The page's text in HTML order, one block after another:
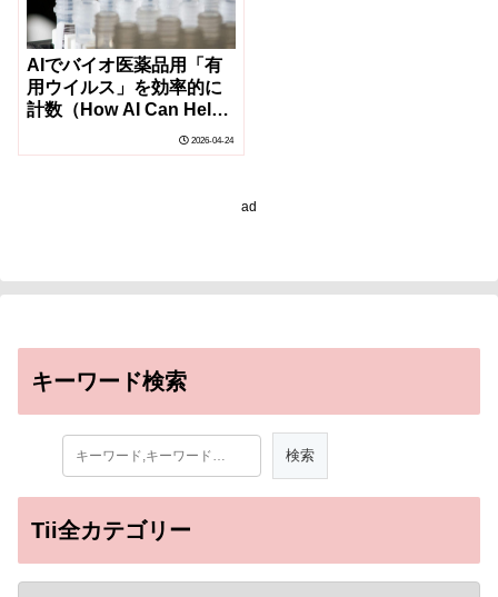
AIでバイオ医薬品用「有
用ウイルス」を効率的に
計数（How AI Can Help
Us Count the ‘Good’
Viruses Used in
2026-04-24
ad
キーワード検索
Tii全カテゴリー